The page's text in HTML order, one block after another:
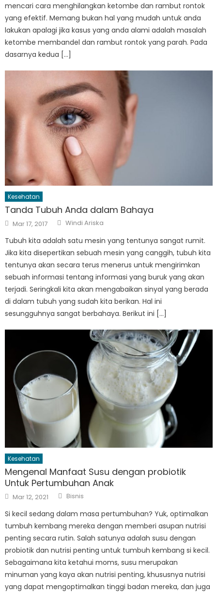
mencari cara menghilangkan ketombe dan rambut rontok
yang efektif. Memang bukan hal yang mudah untuk anda
lakukan apalagi jika kasus yang anda alami adalah masalah
ketombe membandel dan rambut rontok yang parah. Pada
dasarnya kedua […]
Kesehatan
Tanda Tubuh Anda dalam Bahaya
Posted
on
Mar 17, 2017 Author
Windi Ariska
Tubuh kita adalah satu mesin yang tentunya sangat rumit.
Jika kita disepertikan sebuah mesin yang canggih, tubuh kita
tentunya akan secara terus menerus untuk mengirimkan
sebuah informasi tentang informasi yang buruk yang akan
terjadi. Seringkali kita akan mengabaikan sinyal yang berada
di dalam tubuh yang sudah kita berikan. Hal ini
sesungguhnya sangat berbahaya. Berikut ini […]
Kesehatan
Mengenal Manfaat Susu dengan probiotik
Untuk Pertumbuhan Anak
Posted
on
Mar 12, 2021 Author
Bisnis
Si kecil sedang dalam masa pertumbuhan? Yuk, optimalkan
tumbuh kembang mereka dengan memberi asupan nutrisi
penting secara rutin. Salah satunya adalah susu dengan
probiotik dan nutrisi penting untuk tumbuh kembang si kecil.
Sebagaimana kita ketahui moms, susu merupakan
minuman yang kaya akan nutrisi penting, khususnya nutrisi
yang dapat mengoptimalkan tinggi badan mereka, dan juga